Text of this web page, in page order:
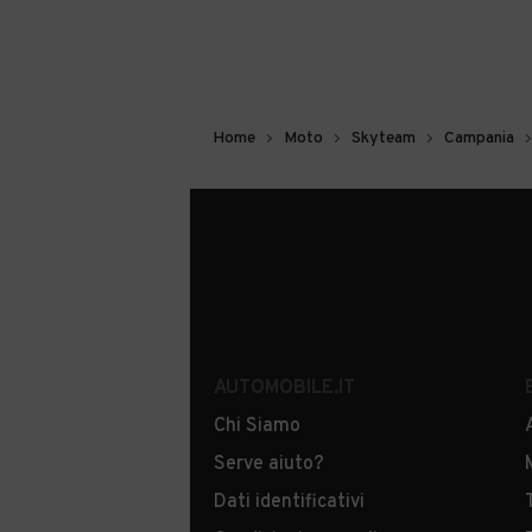
Home Moto Skyteam Campania
Chi Siamo
Serve aiuto?
Dati identificativi